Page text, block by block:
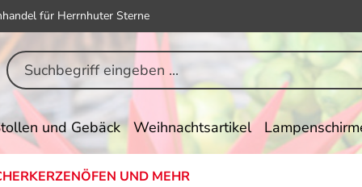
für Herrnhuter Sterne
und Gebäck Weihnachtsartikel
UND MEHR